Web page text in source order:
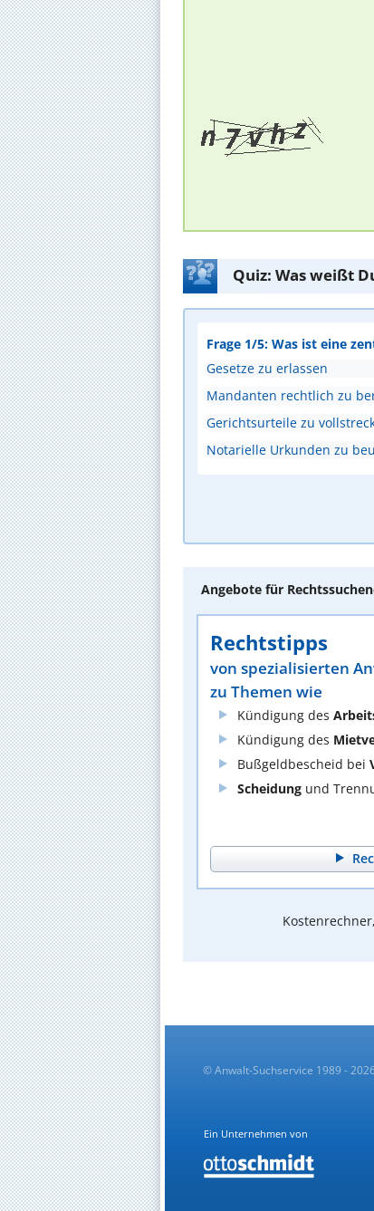
Quiz: Was weißt
Frage 1/5: Was ist eine
Gesetze zu erlassen
Mandanten rechtlich zu
Gerichtsurteile zu
Notarielle Urkunden zu
Angebote für
Rechtstipps
von spezialisierten
zu Themen wie
Kündigung des
Kündigung des
Bußgeldbescheid bei
Scheidung und
© Anwalt-Suchservice 1989 -
Ein Unternehmen von